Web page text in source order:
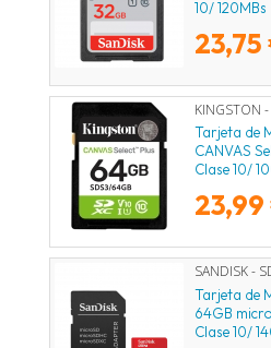
10/ 120MBs
23,75
KINGSTON
Tarjeta de
CANVAS
Clase 10/
SANDISK -
Tarjeta de
64GB
Clase 10/